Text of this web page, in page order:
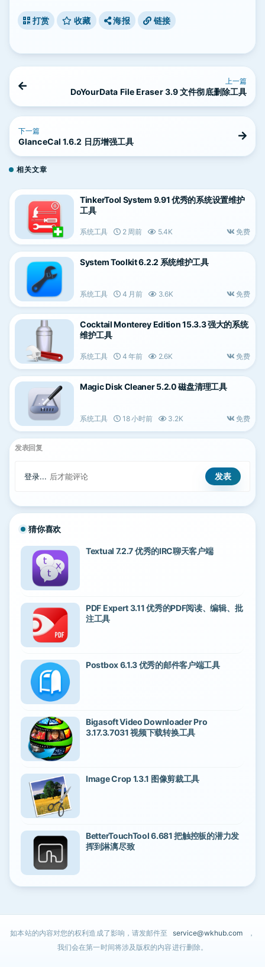
打赏 收藏 海报 链接
上一篇
DoYourData File Eraser 3.9 文件彻底删除工具
下一篇
GlanceCal 1.6.2 日历增强工具
相关文章
TinkerTool System 9.91 优秀的系统设置维护
工具
系统工具 2 周前 5.4K 免费
System Toolkit 6.2.2 系统维护工具
系统工具 4 月前 3.6K 免费
Cocktail Monterey Edition 15.3.3 强大的系统
维护工具
系统工具 4 年前 2.6K 免费
Magic Disk Cleaner 5.2.0 磁盘清理工具
系统工具 18 小时前 3.2K 免费
发表回复
登录... 后才能评论
猜你喜欢
Textual 7.2.7 优秀的IRC聊天客户端
PDF Expert 3.11 优秀的PDF阅读、编辑、批
注工具
Postbox 6.1.3 优秀的邮件客户端工具
Bigasoft Video Downloader Pro
3.17.3.7031 视频下载转换工具
Image Crop 1.3.1 图像剪裁工具
BetterTouchTool 6.681 把触控板的潜力发
挥到淋漓尽致
如本站的内容对您的权利造成了影响，请发邮件至 service@wkhub.com
，
我们会在第一时间将涉及版权的内容进行删除。